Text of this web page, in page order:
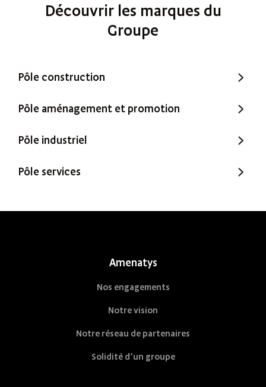
Découvrir les marques du
Groupe
Pôle construction
Extenbois
Mureno
Pôle aménagement et promotion
Office Santé – Marque partenaire
Pôle industriel
Pôle services
Amenatys
Nos engagements
Notre vision
Notre réseau de partenaires
Solidité d’un groupe